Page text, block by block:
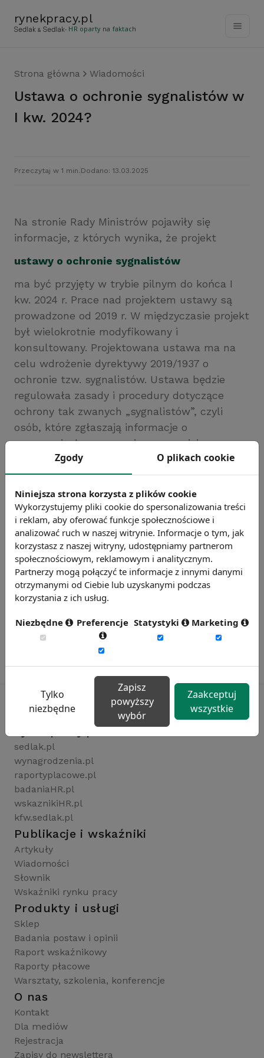
rynekpracy.pl
- HR oparty na faktach
Strona główna Wiadomości
Ustawa o ochronie sygnalistów w
I kw. 2024?
Przeczytaj w 1 min. Dodano: 13.03.2025
Na stronie Rady Ministrów pojawiły się
informacje, z których wynika, że projekt
ustawy o ochronie sygnalistów
ma być przyjęty w trybie pilnym do końca I
kw. 2024 r. Prace nad projektem ustawy są
prowadzone od 2019 r. W międzyczasie projekt
był wielokrotnie modyfikowany i
konsultowany. Projektowana ustawa ma na
celu wdrożenie dyrektywy 2019/1937 o
ochronie tzw. sygnalistów. Ustawa będzie
regulowała zasady i procedury dotyczące
ochrony tak zwanych „sygnalistów”, czyli
osób, które zgłaszają informacje o
naruszeniach prawa związane z miejscem
Źródło:
Chcesz wiedzieć więcej?
Zobacz więcej wiadomości
Rynekpracy.pl
sedlak.pl
wynagrodzenia.pl
raportyplacowe.pl
badaniaHR.pl
wskaznikiHR.pl
kfw.sedlak.pl
Publikacje i wskaźniki
Artykuły
Wiadomości
Słownik
Wskaźniki rynku pracy
Produkty i usługi
Sklep
Badania postaw i opinii
Raport wskaźnikowy
Raporty płacowe
Warsztaty, szkolenia, konferencje
O nas
Kontakt
Dla mediów
Rejestracja
Zapisy do newslettera
Zgody O plikach cookie
Niniejsza strona korzysta z plików cookie
Wykorzystujemy pliki cookie do spersonalizowania treści
i reklam, aby oferować funkcje społecznościowe i
analizować ruch w naszej witrynie. Informacje o tym, jak
korzystasz z naszej witryny, udostępniamy partnerom
społecznościowym, reklamowym i analitycznym.
Partnerzy mogą połączyć te informacje z innymi danymi
otrzymanymi od Ciebie lub uzyskanymi podczas
korzystania z ich usług.
Niezbędne Preferencje Statystyki Marketing
Tylko
niezbędne
Zapisz
powyższy
wybór
Zaakceptuj
wszystkie